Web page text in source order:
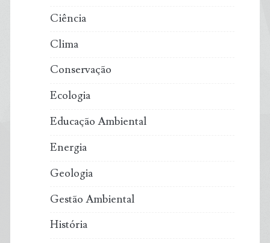
Ciência
Clima
Conservação
Ecologia
Educação Ambiental
Energia
Geologia
Gestão Ambiental
História